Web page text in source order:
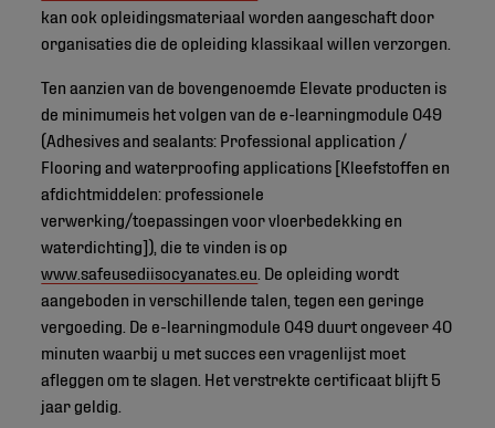
kan ook opleidingsmateriaal worden aangeschaft door
organisaties die de opleiding klassikaal willen verzorgen.
Ten aanzien van de bovengenoemde Elevate producten is
de minimumeis het volgen van de e-learningmodule 049
(Adhesives and sealants: Professional application /
Flooring and waterproofing applications [Kleefstoffen en
afdichtmiddelen: professionele
verwerking/toepassingen voor vloerbedekking en
waterdichting]), die te vinden is op
www.safeusediisocyanates.eu . De opleiding wordt
aangeboden in verschillende talen, tegen een geringe
vergoeding. De e-learningmodule 049 duurt ongeveer 40
minuten waarbij u met succes een vragenlijst moet
afleggen om te slagen. Het verstrekte certificaat blijft 5
jaar geldig.